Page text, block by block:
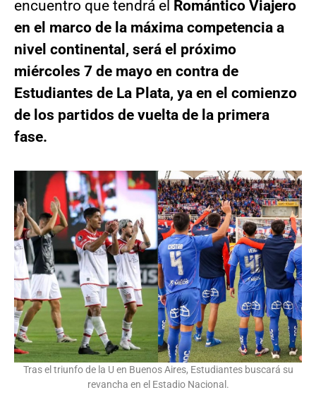
encuentro que tendrá el Romántico Viajero
en el marco de la máxima competencia a
nivel continental, será el próximo
miércoles 7 de mayo en contra de
Estudiantes de La Plata, ya en el comienzo
de los partidos de vuelta de la primera
fase.
Tras el triunfo de la U en Buenos Aires, Estudiantes buscará su
revancha en el Estadio Nacional.